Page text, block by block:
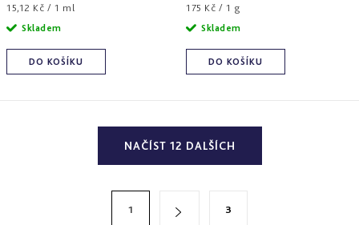
Měrná
cena:
15,12 Kč / 1 ml
DO KOŠÍKU
Skladem
Měrná
cena:
175 Kč / 1 g
DO KOŠÍKU
Skladem
NAČÍST 12 DALŠÍCH
1 3